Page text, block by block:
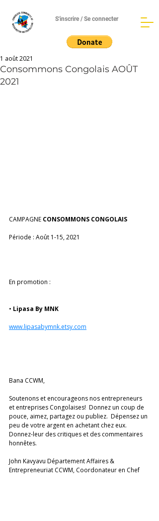
S'inscrire / Se connecter
Consommons Congolais AOÛT
2021
1 août 2021
CAMPAGNE CONSOMMONS CONGOLAIS
Période : Août 1-15, 2021
En promotion :
• Lipasa By MNK
www.lipasabymnk.etsy.com
Bana CCWM,
Soutenons et encourageons nos entrepreneurs
et entreprises Congolaises!  Donnez un coup de
pouce, aimez, partagez ou publiez.  Dépensez un
peu de votre argent en achetant chez eux.
Donnez-leur des critiques et des commentaires
honnêtes.
John Kavyavu Département Affaires &
Entrepreneuriat CCWM, Coordonateur en Chef